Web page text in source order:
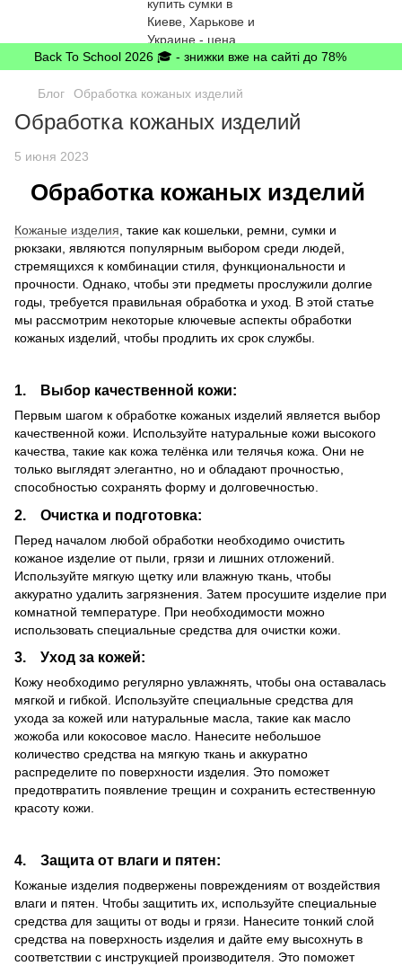
Back To School 2026 🎓 - знижки вже на сайті до 78%
Блог Обработка кожаных изделий
Обработка кожаных изделий
5 июня 2023
Обработка кожаных изделий
Кожаные изделия , такие как кошельки, ремни, сумки и
рюкзаки, являются популярным выбором среди людей,
стремящихся к комбинации стиля, функциональности и
прочности. Однако, чтобы эти предметы прослужили долгие
годы, требуется правильная обработка и уход. В этой статье
мы рассмотрим некоторые ключевые аспекты обработки
кожаных изделий, чтобы продлить их срок службы.
1. Выбор качественной кожи:
Первым шагом к обработке кожаных изделий является выбор
качественной кожи. Используйте натуральные кожи высокого
качества, такие как кожа телёнка или телячья кожа. Они не
только выглядят элегантно, но и обладают прочностью,
способностью сохранять форму и долговечностью.
2. Очистка и подготовка:
Перед началом любой обработки необходимо очистить
кожаное изделие от пыли, грязи и лишних отложений.
Используйте мягкую щетку или влажную ткань, чтобы
аккуратно удалить загрязнения. Затем просушите изделие при
комнатной температуре. При необходимости можно
использовать специальные средства для очистки кожи.
3. Уход за кожей:
Кожу необходимо регулярно увлажнять, чтобы она оставалась
мягкой и гибкой. Используйте специальные средства для
ухода за кожей или натуральные масла, такие как масло
жожоба или кокосовое масло. Нанесите небольшое
количество средства на мягкую ткань и аккуратно
распределите по поверхности изделия. Это поможет
предотвратить появление трещин и сохранить естественную
красоту кожи.
4. Защита от влаги и пятен:
Кожаные изделия подвержены повреждениям от воздействия
влаги и пятен. Чтобы защитить их, используйте специальные
средства для защиты от воды и грязи. Нанесите тонкий слой
средства на поверхность изделия и дайте ему высохнуть в
соответствии с инструкцией производителя. Это поможет